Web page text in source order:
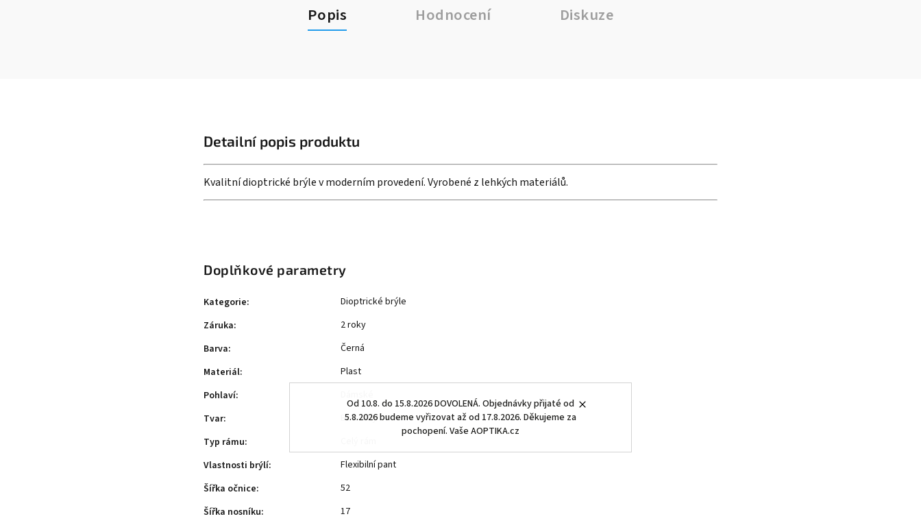
Od 10.8. do 15.8.2026 DOVOLENÁ. Objednávky přijaté od
5.8.2026 budeme vyřizovat až od 17.8.2026. Děkujeme za
pochopení. Vaše AOPTIKA.cz
Popis Hodnocení Diskuze
Detailní popis produktu
Kvalitní dioptrické brýle v moderním provedení. Vyrobené z lehkých materiálů.
Doplňkové parametry
Kategorie:
Dioptrické brýle
Záruka:
2 roky
Barva:
Černá
Materiál:
Plast
Pohlaví:
Tvar:
Butterfly
Typ rámu:
Vlastnosti brýlí:
Flexibilní pant
Šířka očnice:
52
Šířka nosníku:
17